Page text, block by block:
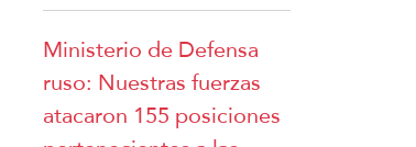
Ministerio de Defensa
ruso: Nuestras fuerzas
atacaron 155 posiciones